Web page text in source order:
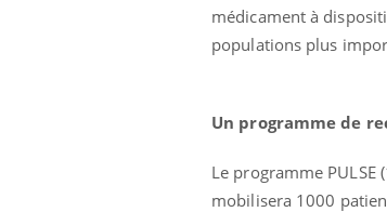
médicament à
populations plus
Un programme de
Le programme PULSE
mobilisera 1000